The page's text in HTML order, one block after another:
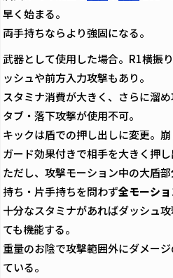
早く始まる。
両手持ちならより強固になる。
武器として使用した場合。R1横振
ッシュや前方入力攻撃もあり。
スタミナ消費が大きく、さらに溜
タブ・落下攻撃が使用不可。
キックは盾での押し出しに変更。崩
ガード効果付きで相手を大きく押し
ただし、攻撃モーション中の大盾
持ち・片手持ちを問わず全モーシ
十分なスタミナがあればダッシュ
ても機能する。
重量のお陰で攻撃範囲外にダメー
ている。